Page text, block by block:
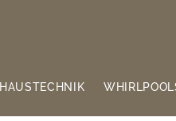
HAUSTECHNIK